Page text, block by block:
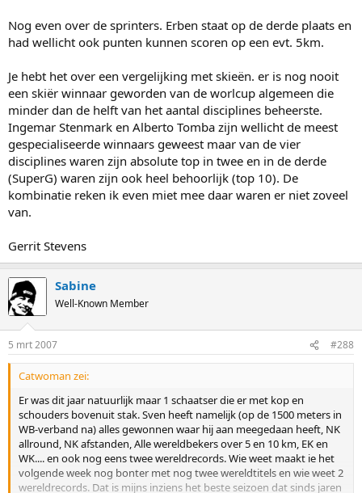
Nog even over de sprinters. Erben staat op de derde plaats en
had wellicht ook punten kunnen scoren op een evt. 5km.
Je hebt het over een vergelijking met skieën. er is nog nooit
een skiër winnaar geworden van de worlcup algemeen die
minder dan de helft van het aantal disciplines beheerste.
Ingemar Stenmark en Alberto Tomba zijn wellicht de meest
gespecialiseerde winnaars geweest maar van de vier
disciplines waren zijn absolute top in twee en in de derde
(SuperG) waren zijn ook heel behoorlijk (top 10). De
kombinatie reken ik even miet mee daar waren er niet zoveel
van.
Gerrit Stevens
Sabine
Well-Known Member
5 mrt 2007 #288
Catwoman zei:
Er was dit jaar natuurlijk maar 1 schaatser die er met kop en
schouders bovenuit stak. Sven heeft namelijk (op de 1500 meters in
WB-verband na) alles gewonnen waar hij aan meegedaan heeft, NK
allround, NK afstanden, Alle wereldbekers over 5 en 10 km, EK en
WK.... en ook nog eens twee wereldrecords. Wie weet maakt ie het
volgende week nog bonter met nog twee wereldtitels en wie weet 2
wereldrecords. Dat is mijns inziens het beste seizoen dat sinds jaren